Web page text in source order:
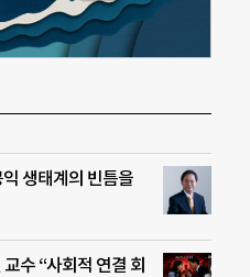
생태계의 빈틈을
수 “사회적 연결 회